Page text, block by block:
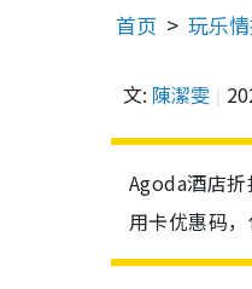
首页 玩乐
文: 陳潔雯
Agoda酒店
用卡优惠码